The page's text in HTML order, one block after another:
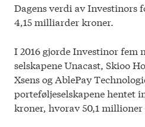
Dagens verdi av Investinors
4,15 milliarder kroner.
I 2016 gjorde Investinor fem
selskapene Unacast, Skioo
Xsens og AblePay
porteføljeselskapene hentet
kroner, hvorav 50,1